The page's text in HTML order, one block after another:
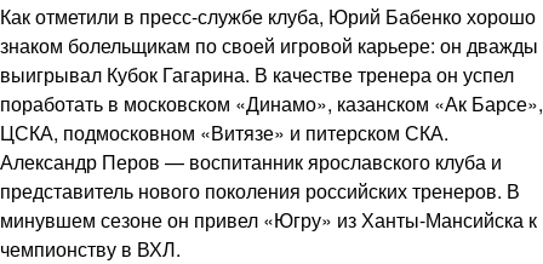
Как отметили в пресс-службе клуба, Юрий Бабенко хорошо
знаком болельщикам по своей игровой карьере: он дважды
выигрывал Кубок Гагарина. В качестве тренера он успел
поработать в московском «Динамо», казанском «Ак Барсе»,
ЦСКА, подмосковном «Витязе» и питерском СКА.
Александр Перов — воспитанник ярославского клуба и
представитель нового поколения российских тренеров. В
минувшем сезоне он привел «Югру» из Ханты-Мансийска к
чемпионству в ВХЛ.